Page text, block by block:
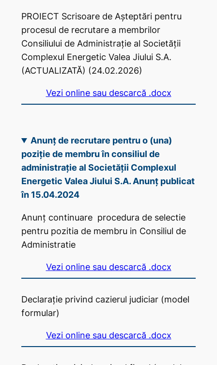
PROIECT Scrisoare de Așteptări pentru
procesul de recrutare a membrilor
Consiliului de Administrație al Societății
Complexul Energetic Valea Jiului S.A.
(ACTUALIZATĂ) (24.02.2026)
Vezi online sau descarcă .docx
Anunț de recrutare pentru o (una)
poziție de membru în consiliul de
administrație al Societății Complexul
Energetic Valea Jiului S.A. Anunț publicat
în 15.04.2024
Anunț continuare procedura de selectie
pentru pozitia de membru in Consiliul de
Administratie
Vezi online sau descarcă .docx
Declarație privind cazierul judiciar (model
formular)
Vezi online sau descarcă .docx